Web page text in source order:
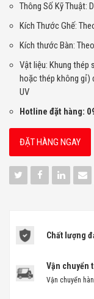
Thông Số Kỹ Thuật:
Kích Thước Ghế:
Kích thước Bàn:
Vật liệu: Khung thép
hoặc thép không gỉ)
UV
Hotline đặt hàng:
ĐẶT HÀNG NGAY
Chất lượng
Vận chuyển
Vận chuyển